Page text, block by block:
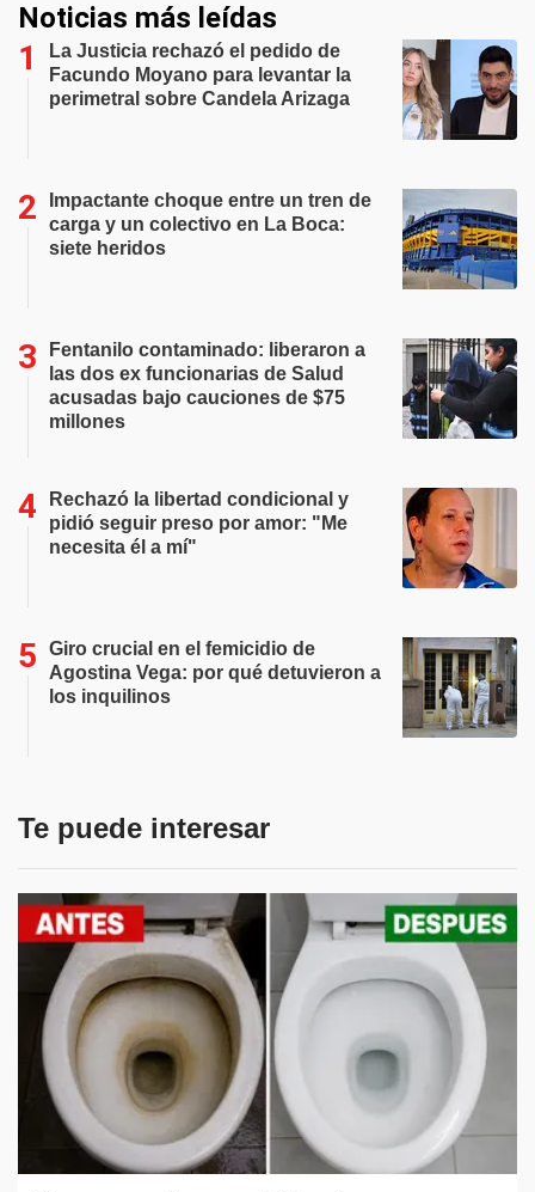
Noticias más leídas
La Justicia rechazó el pedido de
Facundo Moyano para levantar la
perimetral sobre Candela Arizaga
Impactante choque entre un tren de
carga y un colectivo en La Boca:
siete heridos
Fentanilo contaminado: liberaron a
las dos ex funcionarias de Salud
acusadas bajo cauciones de $75
millones
Rechazó la libertad condicional y
pidió seguir preso por amor: "Me
necesita él a mí"
Giro crucial en el femicidio de
Agostina Vega: por qué detuvieron a
los inquilinos
Te puede interesar